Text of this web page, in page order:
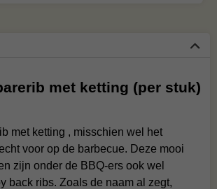
met ketting (per stuk)
met ketting , misschien wel het
voor op de barbecue. Deze mooi
zijn onder de BBQ-ers ook wel
back ribs. Zoals de naam al zegt,